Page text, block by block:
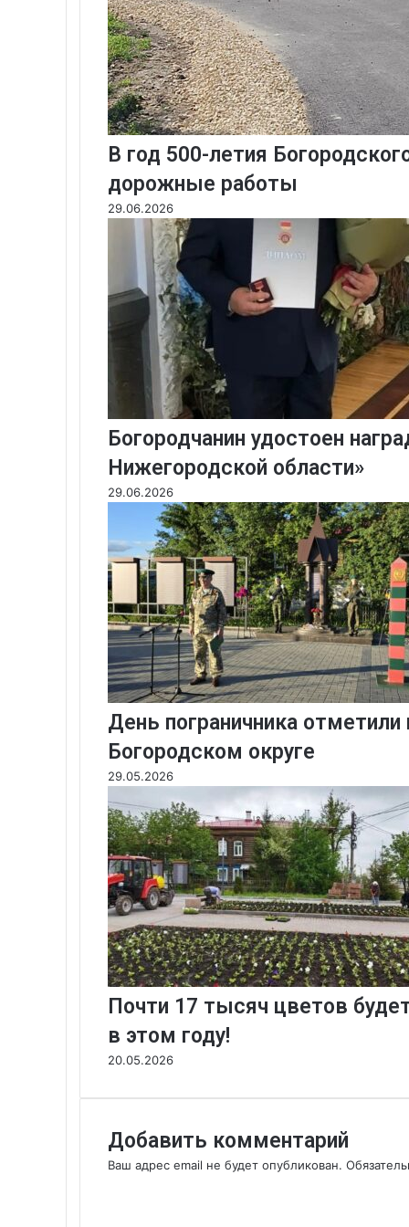
В год 500-летия
дорожные работы
29.06.2026
Богородчанин удостоен
Нижегородской области»
29.06.2026
День пограничника
Богородском округе
29.05.2026
Почти 17 тысяч цветов
в этом году!
20.05.2026
Добавить комментарий
Ваш адрес email не будет опубликован.